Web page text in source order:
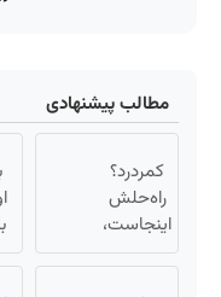
مطالب پیشنهادی
کمردرد؟
راه‌حلش
اینجاست،
نه توی